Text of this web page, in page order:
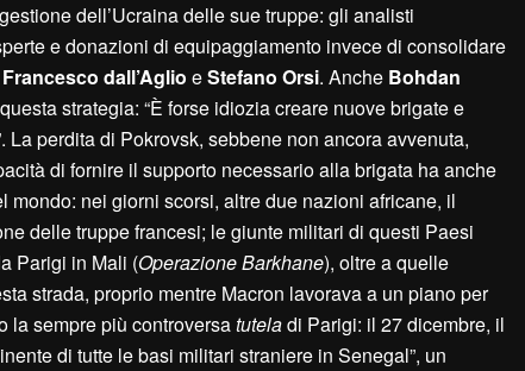
dell’Ucraina delle sue truppe: gli analisti
e donazioni di equipaggiamento invece di consolidare
Francesco dall’Aglio eStefano Orsi. Anche Bohdan
strategia: “È forse idiozia creare nuove brigate e
perdita di Pokrovsk, sebbene non ancora avvenuta,
di fornire il supporto necessario alla brigata ha anche
mondo: nei giorni scorsi, altre due nazioni africane, il
delle truppe francesi; le giunte militari di questi Paesi
Parigi in Mali (Operazione Barkhane), oltre a quelle
strada, proprio mentre Macron lavorava a un piano per
la sempre più controversatuteladi Parigi: il 27 dicembre, il
di tutte le basi militari straniere in Senegal”, un